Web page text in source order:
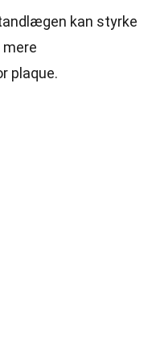
kan styrke
mere
plaque.